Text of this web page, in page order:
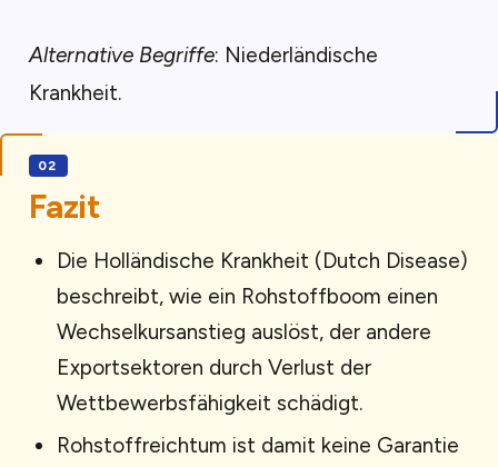
Alternative Begriffe: Niederländische
Krankheit.
Fazit
Die Holländische Krankheit (Dutch Disease)
beschreibt, wie ein Rohstoffboom einen
Wechselkursanstieg auslöst, der andere
Exportsektoren durch Verlust der
Wettbewerbsfähigkeit schädigt.
Rohstoffreichtum ist damit keine Garantie